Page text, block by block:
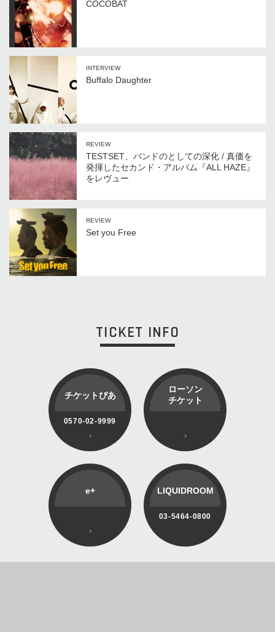
COCOBAT
INTERVIEW
Buffalo Daughter
REVIEW
TESTSET、バンドのとしての深化 / 真価を
発揮したセカンド・アルバム『ALL HAZE』
をレヴュー
REVIEW
Set you Free
TICKET INFO
チケットぴあ
0570-02-9999
ローソン
チケット
e+ LIQUIDROOM
03-5464-0800